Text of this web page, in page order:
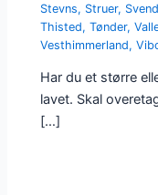
Stevns, Struer,
Thisted,Tønder,
Vesthimmerland,
Har du et større
lavet. Skal
[…]